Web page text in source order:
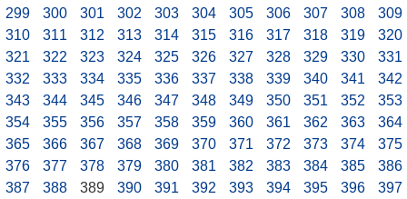
299
300 301 302 303 304 305 306 307 308
309
310
311 312 313 314 315 316 317 318 319
320
321
322 323 324 325 326 327 328 329 330
331
332
333 334 335 336 337 338 339 340 341
342
343
344 345 346 347 348 349 350 351 352
353
354
355 356 357 358 359 360 361 362 363
364
365
366 367 368 369 370 371 372 373 374
375
376
377 378 379 380 381 382 383 384 385
386
387
388 389 390 391 392 393 394 395 396
397